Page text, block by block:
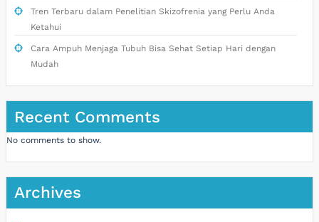
Tren Terbaru dalam Penelitian Skizofrenia yang Perlu Anda
Ketahui
Cara Ampuh Menjaga Tubuh Bisa Sehat Setiap Hari dengan
Mudah
Recent Comments
No comments to show.
Archives